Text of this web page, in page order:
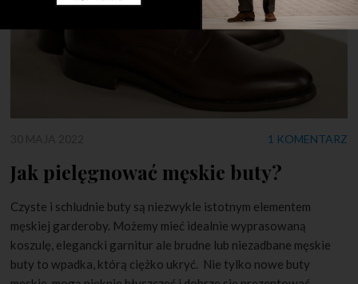
1 KOMENTARZ
Jak pielęgnować męskie buty?
Czyste i schludnie buty są niezwykle istotnym elementem
męskiej garderoby. Możemy mieć idealnie wyprasowaną
koszulę, elegancki garnitur ale brudne lub niezadbane męskie
buty to wpadka, którą ciężko ukryć. Nie tylko nowe buty